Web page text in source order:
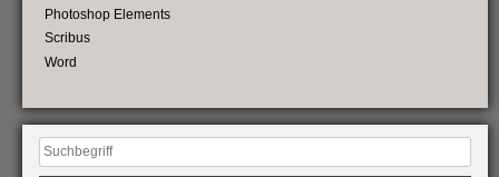
Photoshop Elements
Scribus
Word
Suchen
nach: